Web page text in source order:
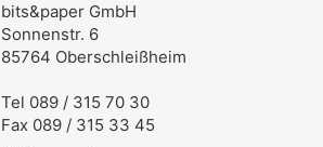
bits&paper GmbH
Sonnenstr. 6
85764 Oberschleißheim
Tel 089 / 315 70 30
Fax 089 / 315 33 45